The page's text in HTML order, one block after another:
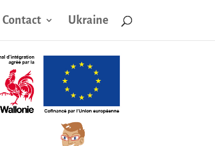
Contact Ukraine